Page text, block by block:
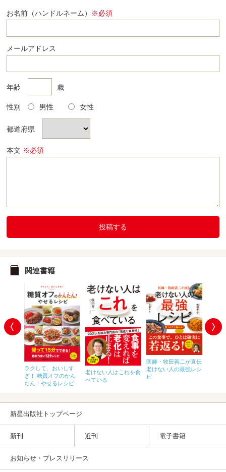
お名前（ハンドルネーム） ※必須
メールアドレス
年齢 歳
性別 男性 女性
都道府県
本文 ※必須
投稿する
関連書籍
ラクして、おいしす
ぎ！ 糖質オフのかん
たん！やせるレシピ
老けない人はこれを食
べている
医師・牧田善二が直伝
老けない人の最強レシ
ピ
新星出版社トップページ
新刊 近刊 電子書籍
お知らせ・プレスリリース